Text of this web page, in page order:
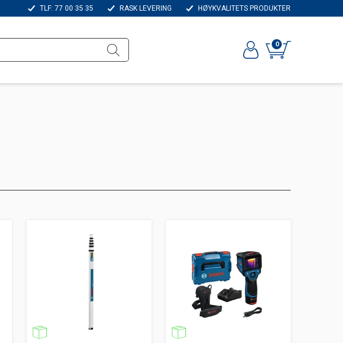
TLF: 77 00 35 35 RASK LEVERING HØYKVALITETS PRODUKTER
0